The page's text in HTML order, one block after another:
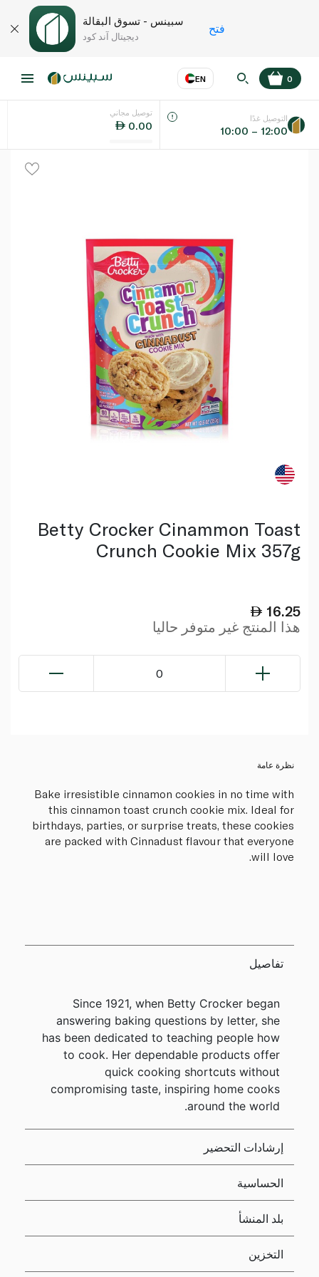
سبينس - تسوق البقالة
ديجيتال آند كود
فتح
EN
اللغة عر
0
توصيل مجاني
0.00
التوصيل غدًا
10:00 – 12:00
Betty Crocker Cinammon Toast
Crunch Cookie Mix 357g
16.25
هذا المنتج غير متوفر حاليا
0
نظرة عامة
Bake irresistible cinnamon cookies in no time with
this cinnamon toast crunch cookie mix. Ideal for
birthdays, parties, or surprise treats, these cookies
are packed with Cinnadust flavour that everyone
will love.
تفاصيل
Since 1921, when Betty Crocker began
answering baking questions by letter, she
has been dedicated to teaching people how
to cook. Her dependable products offer
quick cooking shortcuts without
compromising taste, inspiring home cooks
around the world.
إرشادات التحضير
الحساسية
بلد المنشأ
التخزين